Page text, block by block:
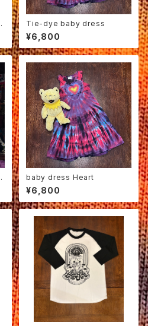
Tie-dye baby dress
¥6,800
baby dress Heart
¥6,800